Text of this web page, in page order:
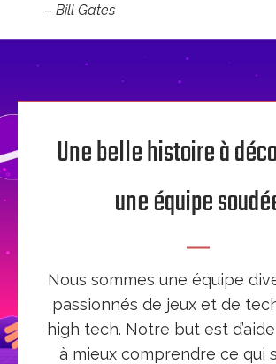
– Bill Gates
Une belle histoire à
une équipe
Nous sommes une équipe
passionnés de jeux et de
high tech. Notre but est
à mieux comprendre ce qui